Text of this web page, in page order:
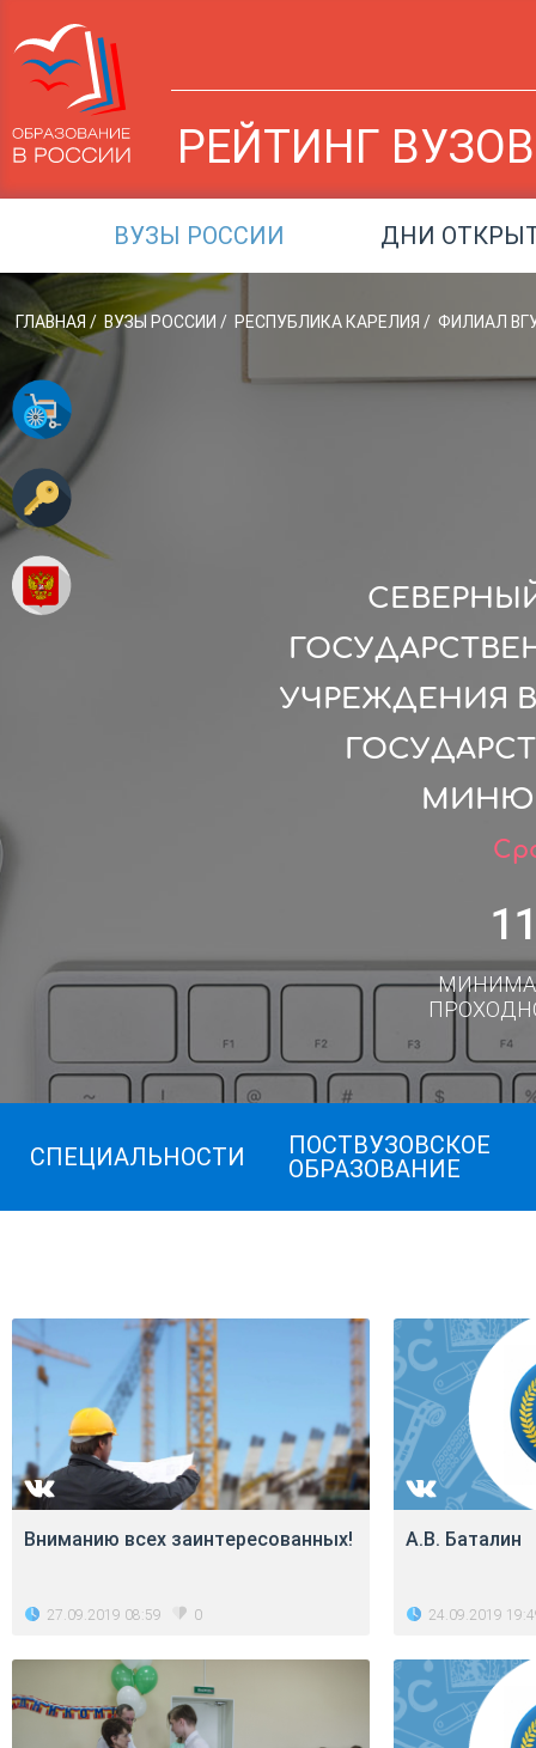
РЕЙТИНГ ВУЗОВ
ВУЗЫ РОССИИ ДНИ
ГЛАВНАЯ / ВУЗЫ РОССИИ / РЕСПУБЛИКА КАРЕЛИЯ / ФИЛИАЛ
УЧРЕЖДЕНИЯ
СПЕЦИАЛЬНОСТИ
ПОСТВУЗОВСКОЕ
ОБРАЗОВАНИЕ
Вниманию всех заинтересованных!
27.09.2019 08:59 0
А.В. Баталин
24.09.2019